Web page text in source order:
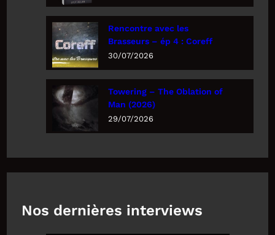
Rencontre avec les
Brasseurs – ép 4 : Coreff
30/07/2026
Towering – The Oblation of
Man (2026)
29/07/2026
Nos dernières interviews